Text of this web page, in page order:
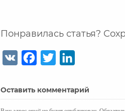
Понравилась статья?
e
b
t
k
e
Оставить комментарий